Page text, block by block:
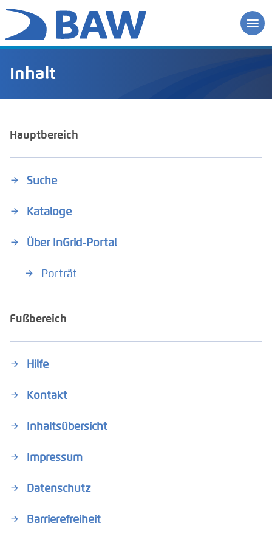
Inhalt
Hauptbereich
Suche
Kataloge
Über InGrid-Portal
Porträt
Fußbereich
Hilfe
Kontakt
Inhaltsübersicht
Impressum
Datenschutz
Barrierefreiheit